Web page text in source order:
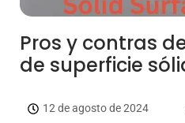
IT
NL
Pros y contras
de superficie
12 de agosto de 2024